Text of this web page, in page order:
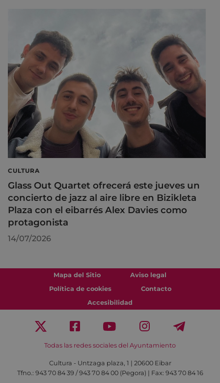
CULTURA
Glass Out Quartet ofrecerá este jueves un
concierto de jazz al aire libre en Bizikleta
Plaza con el eibarrés Alex Davies como
protagonista
14/07/2026
Mapa del Sitio
Aviso legal
Política de cookies
Contacto
Accesibilidad
Todas las redes sociales del Ayuntamiento
Cultura - Untzaga plaza, 1 | 20600 Eibar
Tfno.: 943 70 84 39 / 943 70 84 00 (Pegora) | Fax: 943 70 84 16